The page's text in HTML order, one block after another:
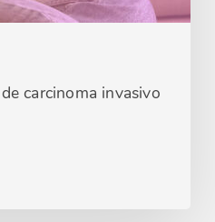
carcinoma invasivo